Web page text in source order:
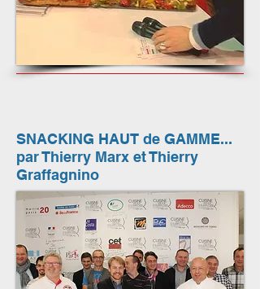
SNACKING HAUT de GAMME...
par Thierry Marx et Thierry
Graffagnino